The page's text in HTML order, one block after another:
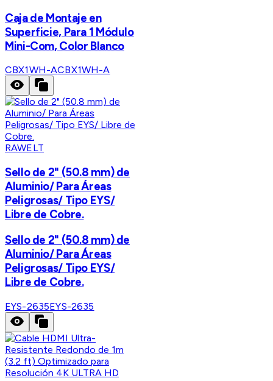
Caja de Montaje en
Superficie, Para 1 Módulo
Mini-Com, Color Blanco
CBX1WH-ACBX1WH-A
RAWELT
Sello de 2" (50.8 mm) de
Aluminio/ Para Áreas
Peligrosas/ Tipo EYS/
Libre de Cobre.
Sello de 2" (50.8 mm) de
Aluminio/ Para Áreas
Peligrosas/ Tipo EYS/
Libre de Cobre.
EYS-2635EYS-2635